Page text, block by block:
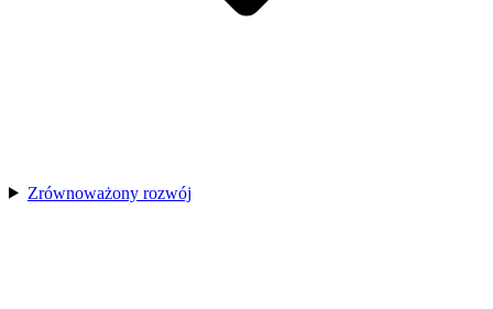
Zrównoważony rozwój